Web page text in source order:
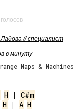
// специалист
в минуту
Maps & Machines
H | C#m
H | A H